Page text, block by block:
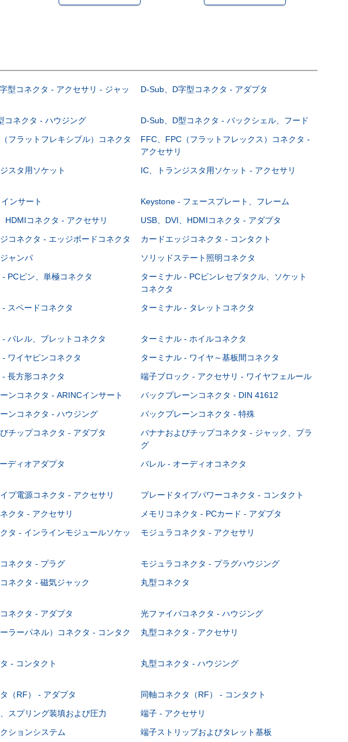
型コネクタ - アクセサリ - ジャッ
D-Sub、D字型コネクタ - アダプタ
コネクタ - ハウジング
D-Sub、D型コネクタ - バックシェル、フード
フラットフレキシブル）コネクタ
FFC、FPC（フラットフレックス）コネクタ -
アクセサリ
スタ用ソケット IC、トランジスタ用ソケット - アクセサリ
ンサート
Keystone - フェースプレート、フレーム
HDMIコネクタ - アクセサリ
USB、DVI、HDMIコネクタ - アダプタ
コネクタ - エッジボードコネクタ
カードエッジコネクタ - コンタクト
ャンパ
ソリッドステート照明コネクタ
- PCピン、単極コネクタ
ターミナル - PCピンレセプタクル、ソケット
コネクタ
- スペードコネクタ ターミナル - タレットコネクタ
- バレル、ブレットコネクタ
ターミナル - ホイルコネクタ
- ワイヤピンコネクタ
ターミナル - ワイヤ～基板間コネクタ
- 長方形コネクタ
端子ブロック - アクセサリ - ワイヤフェルール
ンコネクタ - ARINCインサート
バックプレーンコネクタ - DIN 41612
ンコネクタ - ハウジング
バックプレーンコネクタ - 特殊
チップコネクタ - アダプタ
バナナおよびチップコネクタ - ジャック、プラ
グ
ディオアダプタ バレル - オーディオコネクタ
プ電源コネクタ - アクセサリ
ブレードタイプパワーコネクタ - コンタクト
クタ - アクセサリ
メモリコネクタ - PCカード - アダプタ
タ - インラインモジュールソケッ
モジュラコネクタ - アクセサリ
ネクタ - プラグ
モジュラコネクタ - プラグハウジング
ネクタ - 磁気ジャック 丸型コネクタ
ネクタ - アダプタ
光ファイバコネクタ - ハウジング
ラーパネル）コネクタ - コンタク
丸型コネクタ - アクセサリ
- コンタクト 丸型コネクタ - ハウジング
（RF） - アダプタ
同軸コネクタ（RF） - コンタクト
スプリング装填および圧力
端子 - アクセサリ
ションシステム 端子ストリップおよびタレット基板